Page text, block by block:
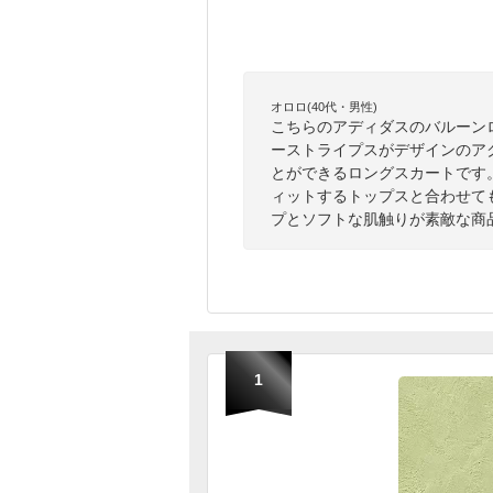
オロロ(40代・男性)
こちらのアディダスのバルー
ーストライプスがデザインの
とができるロングスカートで
ィットするトップスと合わせ
プとソフトな肌触りが素敵な商
1